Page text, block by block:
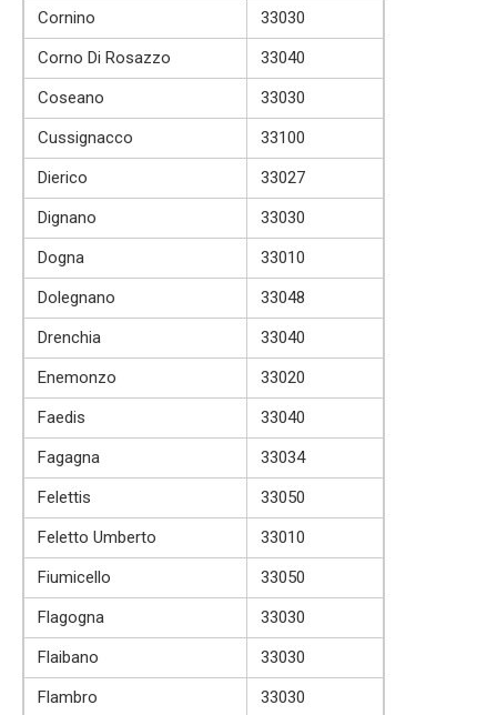
Cornino
33030
Corno Di Rosazzo
33040
Coseano
33030
Cussignacco
33100
Dierico
33027
Dignano
33030
Dogna
33010
Dolegnano
33048
Drenchia
33040
Enemonzo
33020
Faedis
33040
Fagagna
33034
Felettis
33050
Feletto Umberto
33010
Fiumicello
33050
Flagogna
33030
Flaibano
33030
Flambro
33030